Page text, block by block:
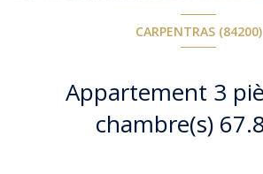
CARPENTRAS (84200)
Appartement 3 pièce(s) 2